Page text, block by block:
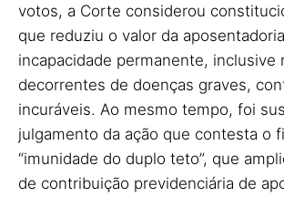
votos, a Corte considerou
que reduziu o valor da
incapacidade permanente, inclusive
decorrentes de doenças graves,
incuráveis. Ao mesmo tempo, foi
julgamento da ação que contesta o
“imunidade do duplo teto”, que
de contribuição previdenciária de